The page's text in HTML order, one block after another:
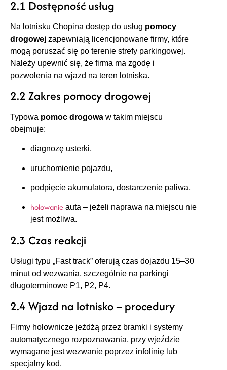
2.1 Dostępność usług
Na lotnisku Chopina dostęp do usług pomocy
drogowej zapewniają licencjonowane firmy, które
mogą poruszać się po terenie strefy parkingowej.
Należy upewnić się, że firma ma zgodę i
pozwolenia na wjazd na teren lotniska.
2.2 Zakres pomocy drogowej
Typowa pomoc drogowa w takim miejscu
obejmuje:
diagnozę usterki,
uruchomienie pojazdu,
podpięcie akumulatora, dostarczenie paliwa,
holowanie auta – jeżeli naprawa na miejscu nie
jest możliwa.
2.3 Czas reakcji
Usługi typu „Fast track” oferują czas dojazdu 15–30
minut od wezwania, szczególnie na parkingi
długoterminowe P1, P2, P4.
2.4 Wjazd na lotnisko – procedury
Firmy holownicze jeżdżą przez bramki i systemy
automatycznego rozpoznawania, przy wjeździe
wymagane jest wezwanie poprzez infolinię lub
specjalny kod.